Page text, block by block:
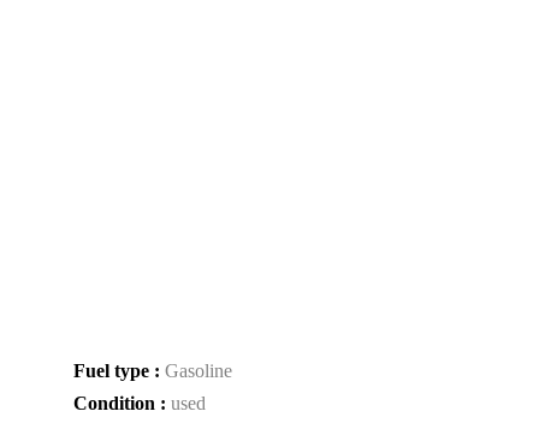
Fuel type : Gasoline
Condition : used